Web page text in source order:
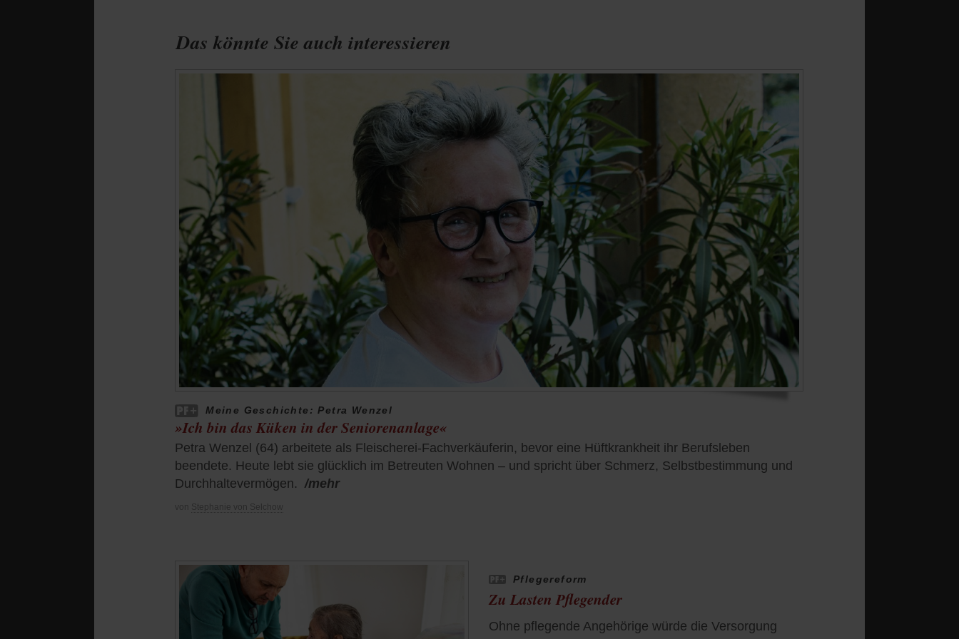
Das könnte Sie auch interessieren
Meine Geschichte: Petra Wenzel
»Ich bin das Küken in der Seniorenanlage«
Petra Wenzel (64) arbeitete als Fleischerei-Fachverkäuferin, bevor eine Hüftkrankheit ihr Berufsleben
beendete. Heute lebt sie glücklich im Betreuten Wohnen – und spricht über Schmerz, Selbstbestimmung und
Durchhaltevermögen. /mehr
von Stephanie von Selchow
Pflegereform
Zu Lasten Pflegender
Ohne pflegende Angehörige würde die Versorgung